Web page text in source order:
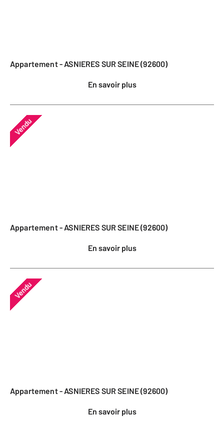
Appartement - ASNIERES SUR SEINE (92600)
En savoir plus
Vendu
Appartement - ASNIERES SUR SEINE (92600)
En savoir plus
Vendu
Appartement - ASNIERES SUR SEINE (92600)
En savoir plus